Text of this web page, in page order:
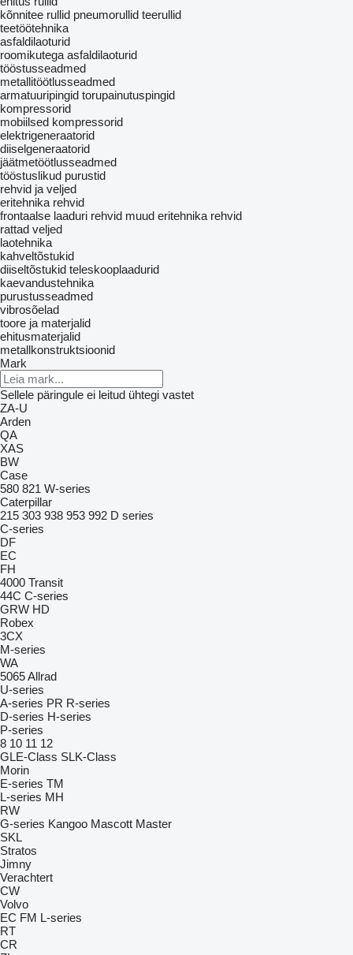
kõnnitee rullid pneumorullid teerullid
teetöötehnika
asfaldilaoturid
roomikutega asfaldilaoturid
tööstusseadmed
metallitöötlusseadmed
armatuuripingid torupainutuspingid
kompressorid
mobiilsed kompressorid
elektrigeneraatorid
diiselgeneraatorid
jäätmetöötlusseadmed
tööstuslikud purustid
rehvid ja veljed
eritehnika rehvid
frontaalse laaduri rehvid muud eritehnika rehvid
rattad veljed
laotehnika
kahveltõstukid
diiseltõstukid teleskooplaadurid
kaevandustehnika
purustusseadmed
vibrosõelad
toore ja materjalid
ehitusmaterjalid
metallkonstruktsioonid
Mark
Sellele päringule ei leitud ühtegi vastet
ZA-U
Arden
QA
XAS
BW
Case
580 821 W-series
Caterpillar
215 303 938 953 992 D series
C-series
DF
EC
FH
4000 Transit
44C C-series
GRW HD
Robex
3CX
M-series
WA
5065Allrad
U-series
A-series PR R-series
D-series H-series
P-series
8 10 11 12
GLE-Class SLK-Class
Morin
E-series TM
L-series MH
RW
G-series Kangoo Mascott Master
SKL
Stratos
Jimny
Verachtert
CW
Volvo
EC FM L-series
RT
CR